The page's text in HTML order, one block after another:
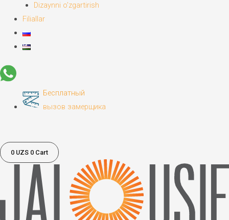
Dizaynni o’zgartirish
Filiallar
Бесплатный
вызов замерщика
0 UZS 0 Cart